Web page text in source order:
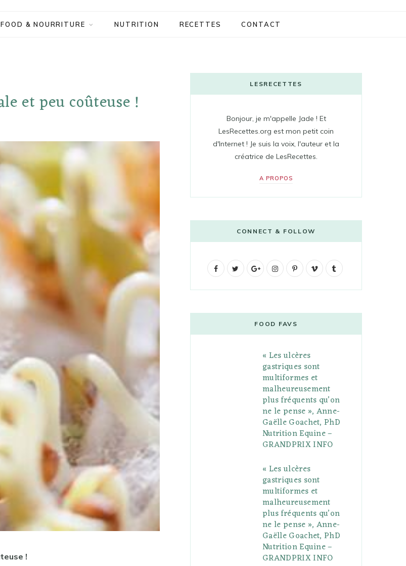
FOOD & NOURRITURE NUTRITION RECETTES CONTACT
et peu coûteuse !
!
LESRECETTES
Bonjour, je m'appelle Jade ! Et
LesRecettes.org est mon petit coin
d'Internet ! Je suis la voix, l'auteur et la
créatrice de LesRecettes.
A PROPOS
CONNECT & FOLLOW
F
b
t
G
g
l
e
P
u
s
I
t
a
g
r
a
P
e
r
e
s
V
o
l
FOOD FAVS
« Les ulcères
gastriques sont
multiformes et
malheureusement
plus fréquents qu’on
ne le pense », Anne-
Gaëlle Goachet, PhD
Nutrition Equine –
GRANDPRIX INFO
« Les ulcères
gastriques sont
multiformes et
malheureusement
plus fréquents qu’on
ne le pense », Anne-
Gaëlle Goachet, PhD
Nutrition Equine –
GRANDPRIX INFO